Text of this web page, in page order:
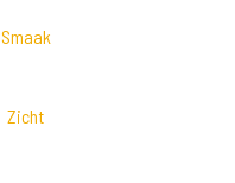
Smaak
Zicht